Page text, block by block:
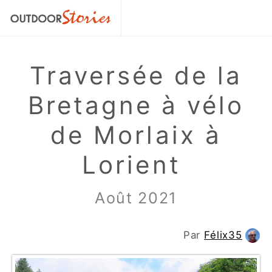
Traversée de la
Bretagne à vélo
de Morlaix à
Lorient
Août 2021
Par Félix35